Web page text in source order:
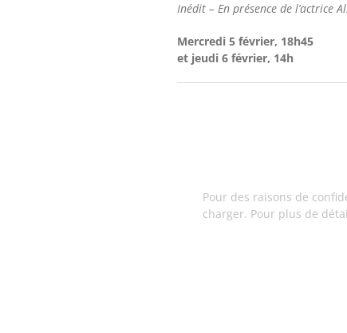
Inédit – En présence de l’actrice
Mercredi 5 février, 18h45
et jeudi 6 février, 14h
Pour des raisons de
charger. Pour plus de